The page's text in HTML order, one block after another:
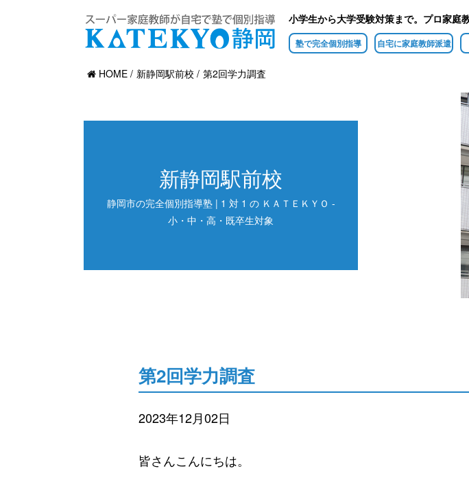
小学生から大学受験対策まで。プロ家庭
塾で完全個別指導 自宅に家庭教師派遣
HOME 新静岡駅前校 第2回学力調査
新静岡駅前校
静岡市の完全個別指導塾 | 1 対 1 の ＫＡＴＥＫＹＯ -
小・中・高・既卒生対象
第2回学力調査
2023年12月02日
皆さんこんにちは。